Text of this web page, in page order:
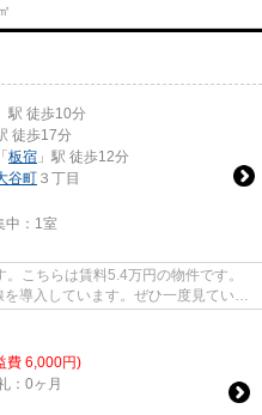
」駅 徒歩10分
徒歩17分
「 板宿 」駅 徒歩12分
谷町 ３丁目
： 1室
こちらは賃料5.4万円の物件です。
導入しています。ぜひ一度見ていた
費 6,000円)
：0ヶ月